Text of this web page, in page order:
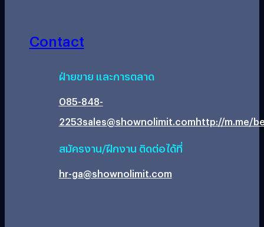
Contact
ฝ่ายขาย และการตลาด
085-848-
2253sales@shownolimit.comhttp://m.me/
สมัครงาน/ฝึกงาน ติดต่อได้ที่
hr-ga@shownolimit.com